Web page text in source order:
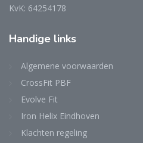
KvK: 64254178
Handige links
Algemene voorwaarden
CrossFit PBF
Evolve Fit
Iron Helix Eindhoven
Klachten regeling